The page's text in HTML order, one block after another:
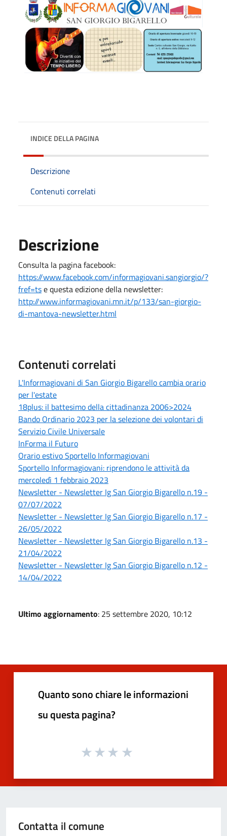
INDICE DELLA PAGINA
Descrizione
Contenuti correlati
Descrizione
Consulta la pagina facebook:
https://www.facebook.com/informagiovani.sangiorgio/?
fref=tse questa edizione della newsletter:
http://www.informagiovani.mn.it/p/133/san-giorgio-
di-mantova-newsletter.html
Contenuti correlati
L'Informagiovani di San Giorgio Bigarello cambia orario
per l'estate
18plus: il battesimo della cittadinanza 2006>2024
Bando Ordinario 2023 per la selezione dei volontari di
Servizio Civile Universale
InForma il Futuro
Orario estivo Sportello Informagiovani
Sportello Informagiovani: riprendono le attività da
mercoledì 1 febbraio 2023
Newsletter - Newsletter Ig San Giorgio Bigarello n.19 -
07/07/2022
Newsletter - Newsletter Ig San Giorgio Bigarello n.17 -
26/05/2022
Newsletter - Newsletter Ig San Giorgio Bigarello n.13 -
21/04/2022
Newsletter - Newsletter Ig San Giorgio Bigarello n.12 -
14/04/2022
Ultimo aggiornamento: 25 settembre 2020, 10:12
Quanto sono chiare le informazioni
su questa pagina?
Contatta il comune